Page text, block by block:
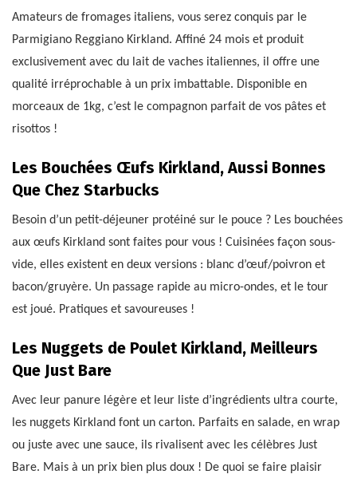
Amateurs de fromages italiens, vous serez conquis par le
Parmigiano Reggiano Kirkland. Affiné 24 mois et produit
exclusivement avec du lait de vaches italiennes, il offre une
qualité irréprochable à un prix imbattable. Disponible en
morceaux de 1kg, c’est le compagnon parfait de vos pâtes et
risottos !
Les Bouchées Œufs Kirkland, Aussi Bonnes
Que Chez Starbucks
Besoin d’un petit-déjeuner protéiné sur le pouce ? Les bouchées
aux œufs Kirkland sont faites pour vous ! Cuisinées façon sous-
vide, elles existent en deux versions : blanc d’œuf/poivron et
bacon/gruyère. Un passage rapide au micro-ondes, et le tour
est joué. Pratiques et savoureuses !
Les Nuggets de Poulet Kirkland, Meilleurs
Que Just Bare
Avec leur panure légère et leur liste d’ingrédients ultra courte,
les nuggets Kirkland font un carton. Parfaits en salade, en wrap
ou juste avec une sauce, ils rivalisent avec les célèbres Just
Bare. Mais à un prix bien plus doux ! De quoi se faire plaisir